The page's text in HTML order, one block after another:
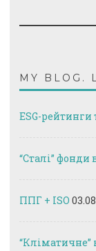
MY
ESG-рейтинги
“Сталі”
ППГ + ISO